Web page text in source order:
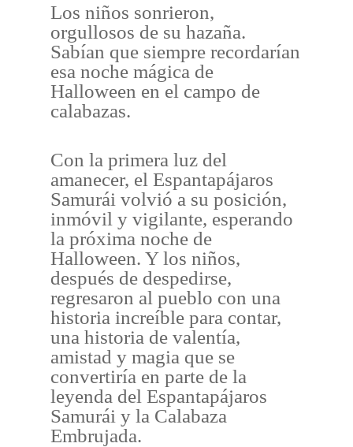
Los niños sonrieron,
orgullosos de su hazaña.
Sabían que siempre recordarían
esa noche mágica de
Halloween en el campo de
calabazas.
Con la primera luz del
amanecer, el Espantapájaros
Samurái volvió a su posición,
inmóvil y vigilante, esperando
la próxima noche de
Halloween. Y los niños,
después de despedirse,
regresaron al pueblo con una
historia increíble para contar,
una historia de valentía,
amistad y magia que se
convertiría en parte de la
leyenda del Espantapájaros
Samurái y la Calabaza
Embrujada.